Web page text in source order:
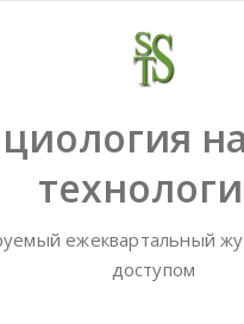
ежеквартальный
доступом